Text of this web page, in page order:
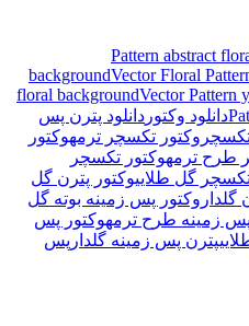
Pattern abstract
backgroundVector Floral
floral backgroundVector Pattern
دانلود وکتور دانلود پترن پس
وکتور تکسچر ترمهوکتور
طرح ترمهوکتور تکسچر
گل طلاییوکتور پترن گل
گلدار وکتور پس زمینه بوته گل
زمینه طرح ترمهوکتور پس
پترن پس زمینه گلدار پس